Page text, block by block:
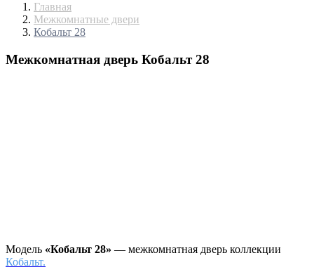
Главная
Межкомнатные двери
Кобальт 28
Межкомнатная дверь Кобальт 28
Модель «Кобальт 28» — межкомнатная дверь коллекции
Кобальт.